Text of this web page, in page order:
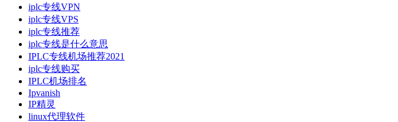
iplc专线VPN
iplc专线VPS
iplc专线推荐
iplc专线是什么意思
IPLC专线机场推荐2021
iplc专线购买
IPLC机场排名
Ipvanish
IP精灵
linux代理软件